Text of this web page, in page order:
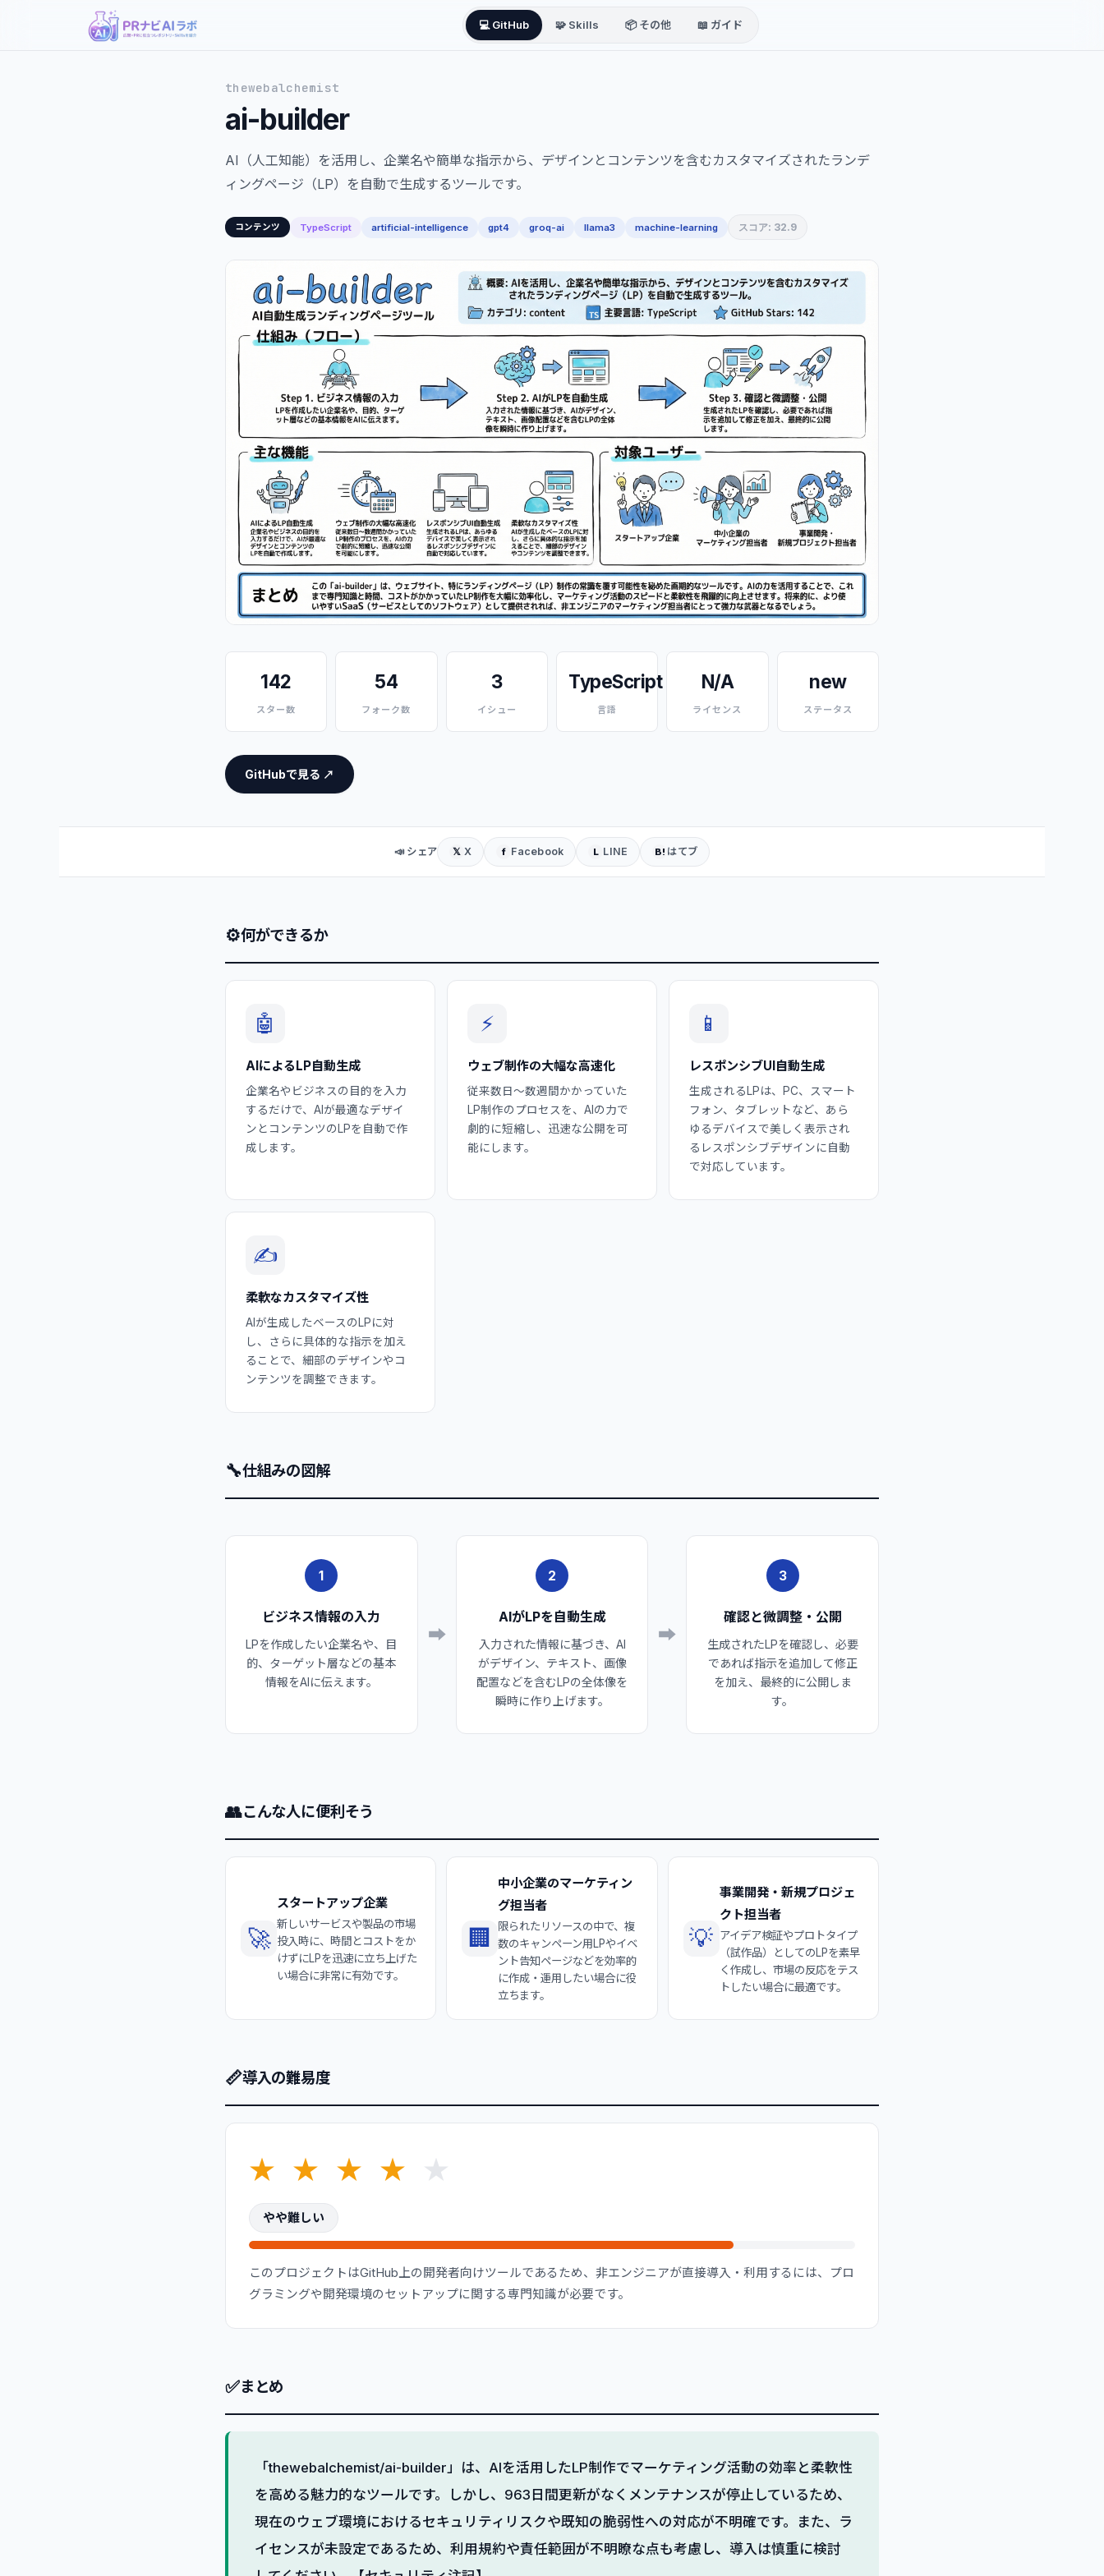
💻 GitHub 🧩 Skills 📦 その他 📖 ガイド
thewebalchemist
ai-builder
AI（人工知能）を活用し、企業名や簡単な指示から、デザインとコンテンツを含むカスタマイズされたランデ
ィングページ（LP）を自動で生成するツールです。
コンテンツ TypeScript artificial-intelligence gpt4 groq-ai llama3 machine-learning スコア: 32.9
142
スター数
54
フォーク数
3
イシュー
TypeScript
言語
N/A
ライセンス
new
ステータス
GitHubで見る ↗
📣 シェア 𝕏 X f Facebook L LINE B! はてブ
⚙何ができるか
🤖
AIによるLP自動生成
企業名やビジネスの目的を入力
するだけで、AIが最適なデザイ
ンとコンテンツのLPを自動で作
成します。
⚡
ウェブ制作の大幅な高速化
従来数日〜数週間かかっていた
LP制作のプロセスを、AIの力で
劇的に短縮し、迅速な公開を可
能にします。
📱
レスポンシブUI自動生成
生成されるLPは、PC、スマート
フォン、タブレットなど、あら
ゆるデバイスで美しく表示され
るレスポンシブデザインに自動
で対応しています。
✍️
柔軟なカスタマイズ性
AIが生成したベースのLPに対
し、さらに具体的な指示を加え
ることで、細部のデザインやコ
ンテンツを調整できます。
🔧仕組みの図解
1
ビジネス情報の入力
LPを作成したい企業名や、目
的、ターゲット層などの基本
情報をAIに伝えます。
➡
2
AIがLPを自動生成
入力された情報に基づき、AI
がデザイン、テキスト、画像
配置などを含むLPの全体像を
瞬時に作り上げます。
➡
3
確認と微調整・公開
生成されたLPを確認し、必要
であれば指示を追加して修正
を加え、最終的に公開しま
す。
👥こんな人に便利そう
🚀
スタートアップ企業
新しいサービスや製品の市場
投入時に、時間とコストをか
けずにLPを迅速に立ち上げた
い場合に非常に有効です。
🏢
中小企業のマーケティン
グ担当者
限られたリソースの中で、複
数のキャンペーン用LPやイベ
ント告知ページなどを効率的
に作成・運用したい場合に役
立ちます。
💡
事業開発・新規プロジェ
クト担当者
アイデア検証やプロトタイプ
（試作品）としてのLPを素早
く作成し、市場の反応をテス
トしたい場合に最適です。
📏導入の難易度
★ ★ ★ ★ ★
やや難しい
このプロジェクトはGitHub上の開発者向けツールであるため、非エンジニアが直接導入・利用するには、プロ
グラミングや開発環境のセットアップに関する専門知識が必要です。
✅まとめ
「thewebalchemist/ai-builder」は、AIを活用したLP制作でマーケティング活動の効率と柔軟性
を高める魅力的なツールです。しかし、963日間更新がなくメンテナンスが停止しているため、
現在のウェブ環境におけるセキュリティリスクや既知の脆弱性への対応が不明確です。また、ラ
イセンスが未設定であるため、利用規約や責任範囲が不明瞭な点も考慮し、導入は慎重に検討